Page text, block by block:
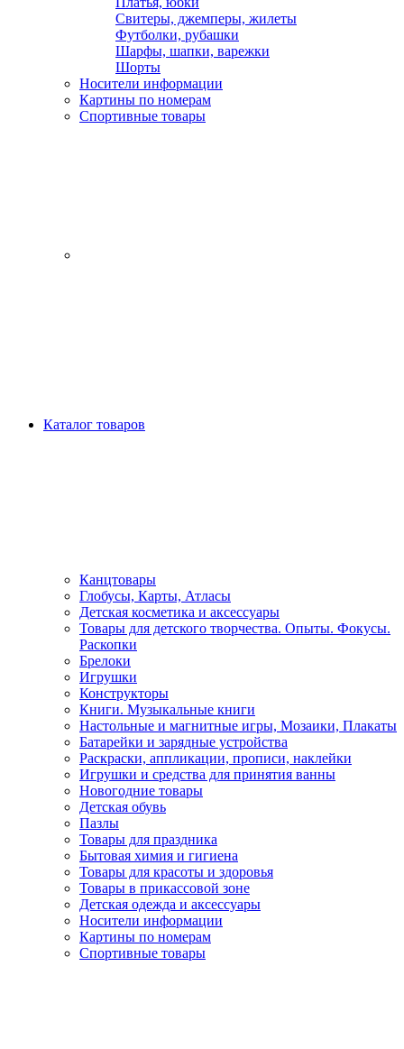
Свитеры, джемперы, жилеты
Футболки, рубашки
Шарфы, шапки, варежки
Шорты
Носители информации
Картины по номерам
Спортивные товары
Каталог товаров
Канцтовары
Глобусы, Карты, Атласы
Детская косметика и аксессуары
Товары для детского творчества. Опыты. Фокусы.
Раскопки
Брелоки
Игрушки
Конструкторы
Книги. Музыкальные книги
Настольные и магнитные игры, Мозаики, Плакаты
Батарейки и зарядные устройства
Раскраски, аппликации, прописи, наклейки
Игрушки и средства для принятия ванны
Новогодние товары
Детская обувь
Пазлы
Товары для праздника
Бытовая химия и гигиена
Товары для красоты и здоровья
Товары в прикассовой зоне
Детская одежда и аксессуары
Носители информации
Картины по номерам
Спортивные товары